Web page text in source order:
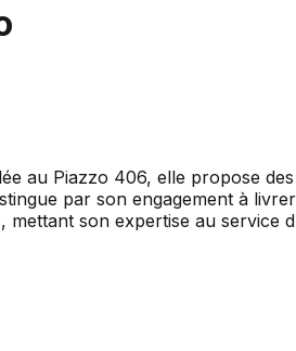
au Piazzo 406, elle propose
par son engagement à
son expertise au service